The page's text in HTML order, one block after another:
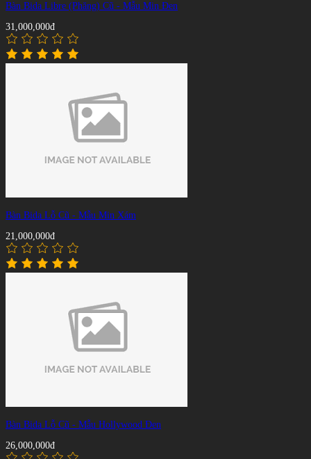
Bàn Bida Libre (Phăng) Cũ - Mẫu Min Đen
31,000,000đ
Bàn Bida Lỗ Cũ - Mẫu Min Xám
21,000,000đ
Bàn Bida Lỗ Cũ - Mẫu Hollywood Đen
26,000,000đ